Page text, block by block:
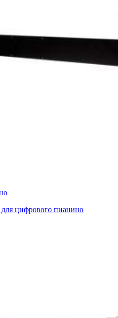
цифрового пианино